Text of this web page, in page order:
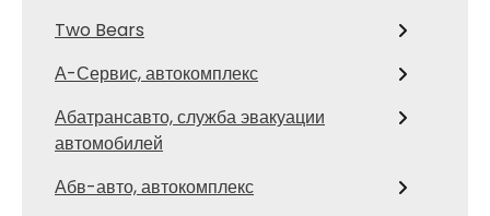
Two Bears
А-Сервис, автокомплекс
Абатрансавто, служба эвакуации
автомобилей
Абв-авто, автокомплекс